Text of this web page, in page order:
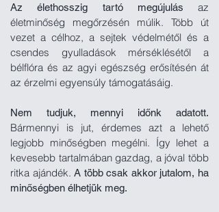
Az élethosszig tartó megújulás az
életminőség megőrzésén múlik. Több út
vezet a célhoz, a sejtek védelmétől és a
csendes gyulladások mérséklésétől a
bélflóra és az agyi egészség erősítésén át
az érzelmi egyensúly támogatásáig.
Nem tudjuk, mennyi időnk adatott.
Bármennyi is jut, érdemes azt a lehető
legjobb minőségben megélni. Így lehet a
kevesebb tartalmában gazdag, a jóval több
ritka ajándék.A több csak akkor jutalom, ha
minőségben élhetjük meg.